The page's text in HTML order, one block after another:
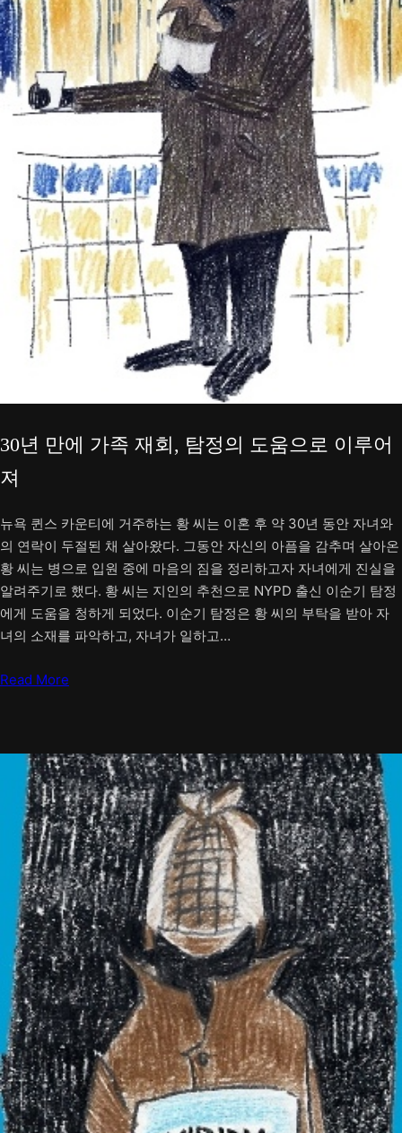
30년 만에 가족 재회, 탐정의 도움으로 이루어
져
뉴욕 퀸스 카운티에 거주하는 황 씨는 이혼 후 약 30년 동안 자녀와
의 연락이 두절된 채 살아왔다. 그동안 자신의 아픔을 감추며 살아온
황 씨는 병으로 입원 중에 마음의 짐을 정리하고자 자녀에게 진실을
알려주기로 했다. 황 씨는 지인의 추천으로 NYPD 출신 이순기 탐정
에게 도움을 청하게 되었다. 이순기 탐정은 황 씨의 부탁을 받아 자
녀의 소재를 파악하고, 자녀가 일하고…
Read More